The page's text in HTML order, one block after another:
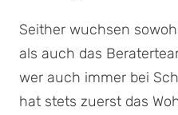
Seither wuchsen
als auch das
wer auch immer bei
hat stets zuerst das